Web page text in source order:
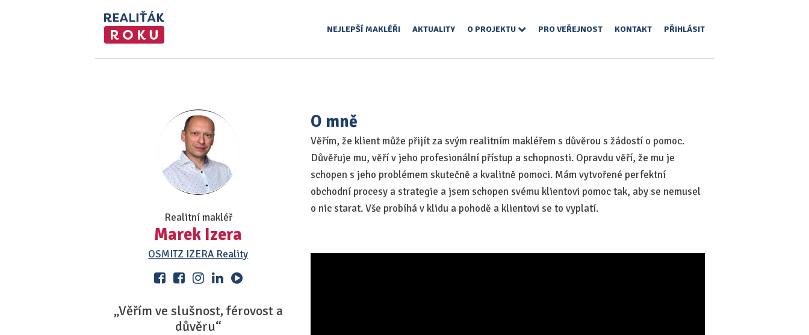
NEJLEPŠÍ MAKLÉŘI AKTUALITY O PROJEKTU PRO VEŘEJNOST KONTAKT PŘIHLÁSIT
Realitní makléř
Marek Izera
OSMITZ IZERA Reality
„Věřím ve slušnost, férovost a
důvěru“
O mně
Věřím, že klient může přijít za svým realitním makléřem s důvěrou s žádostí o pomoc.
Důvěřuje mu, věří v jeho profesionální přístup a schopnosti. Opravdu věří, že mu je
schopen s jeho problémem skutečně a kvalitně pomoci. Mám vytvořené perfektní
obchodní procesy a strategie a jsem schopen svému klientovi pomoc tak, aby se nemusel
o nic starat. Vše probíhá v klidu a pohodě a klientovi se to vyplatí.